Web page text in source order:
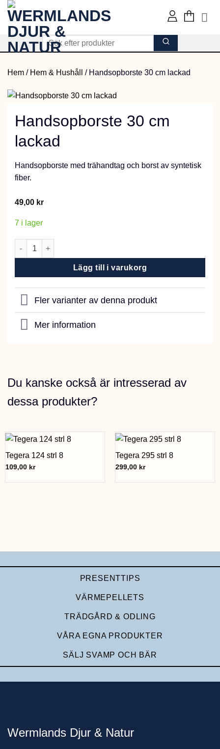
Skip
content
Hem / Hem & Hushåll / Handsopborste 30 cm lackad
Handsopborste 30 cm
lackad
Handsopborste med trähandtag och borst av syntetisk
fiber.
49,00 kr
7 i lager
Handsopborste 30 cm lackad mängd
Lägg till i varukorg
Fler varianter av denna produkt
Mer information
Du kanske också är intresserad av
dessa produkter?
Tegera 124 strl 8
109,00 kr
Tegera 295 strl 8
299,00 kr
PRESENTTIPS
VÄRMEPELLETS
TRÄDGÅRD & ODLING
VÅRA EGNA PRODUKTER
SÄLJ SVAMP OCH BÄR
Wermlands Djur & Natur